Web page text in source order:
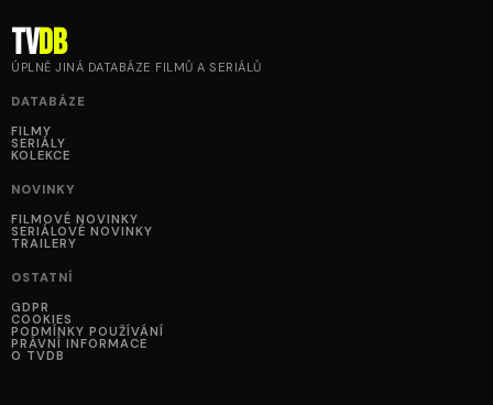
tvDB
ÚPLNĚ JINÁ DATABÁZE FILMŮ A SERIÁLŮ
DATABÁZE
FILMY
SERIÁLY
KOLEKCE
NOVINKY
FILMOVÉ NOVINKY
SERIÁLOVÉ NOVINKY
TRAILERY
OSTATNÍ
GDPR
COOKIES
PODMÍNKY POUŽÍVÁNÍ
PRÁVNÍ INFORMACE
O TVDB